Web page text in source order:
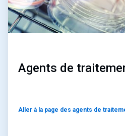
Agents de
Aller à la page des agents de